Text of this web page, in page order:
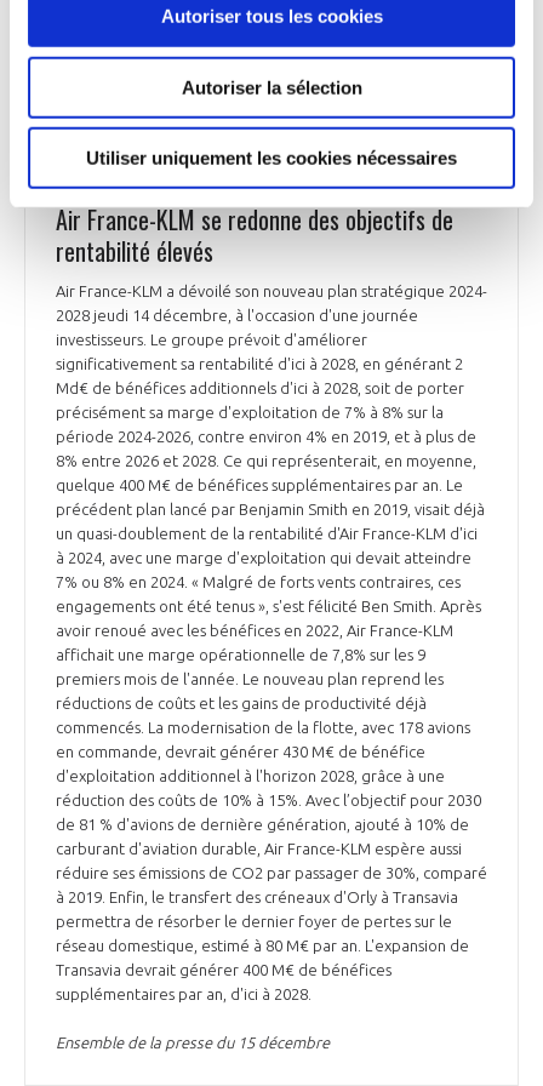
Autoriser tous les cookies
Autoriser la sélection
Utiliser uniquement les cookies nécessaires
AVIATION COMMERCIALE
AVIATION COMMERCIALE
Air France-KLM se redonne des objectifs de
rentabilité élevés
Air France-KLM a dévoilé son nouveau plan stratégique 2024-
2028 jeudi 14 décembre, à l'occasion d'une journée
investisseurs. Le groupe prévoit d'améliorer
significativement sa rentabilité d'ici à 2028, en générant 2
Md€ de bénéfices additionnels d'ici à 2028, soit de porter
précisément sa marge d'exploitation de 7% à 8% sur la
période 2024-2026, contre environ 4% en 2019, et à plus de
8% entre 2026 et 2028. Ce qui représenterait, en moyenne,
quelque 400 M€ de bénéfices supplémentaires par an. Le
précédent plan lancé par Benjamin Smith en 2019, visait déjà
un quasi-doublement de la rentabilité d'Air France-KLM d'ici
à 2024, avec une marge d'exploitation qui devait atteindre
7% ou 8% en 2024. « Malgré de forts vents contraires, ces
engagements ont été tenus », s'est félicité Ben Smith. Après
avoir renoué avec les bénéfices en 2022, Air France-KLM
affichait une marge opérationnelle de 7,8% sur les 9
premiers mois de l'année. Le nouveau plan reprend les
réductions de coûts et les gains de productivité déjà
commencés. La modernisation de la flotte, avec 178 avions
en commande, devrait générer 430 M€ de bénéfice
d'exploitation additionnel à l'horizon 2028, grâce à une
réduction des coûts de 10% à 15%. Avec l’objectif pour 2030
de 81 % d'avions de dernière génération, ajouté à 10% de
carburant d'aviation durable, Air France-KLM espère aussi
réduire ses émissions de CO2 par passager de 30%, comparé
à 2019. Enfin, le transfert des créneaux d'Orly à Transavia
permettra de résorber le dernier foyer de pertes sur le
réseau domestique, estimé à 80 M€ par an. L'expansion de
Transavia devrait générer 400 M€ de bénéfices
supplémentaires par an, d'ici à 2028.
Ensemble de la presse du 15 décembre